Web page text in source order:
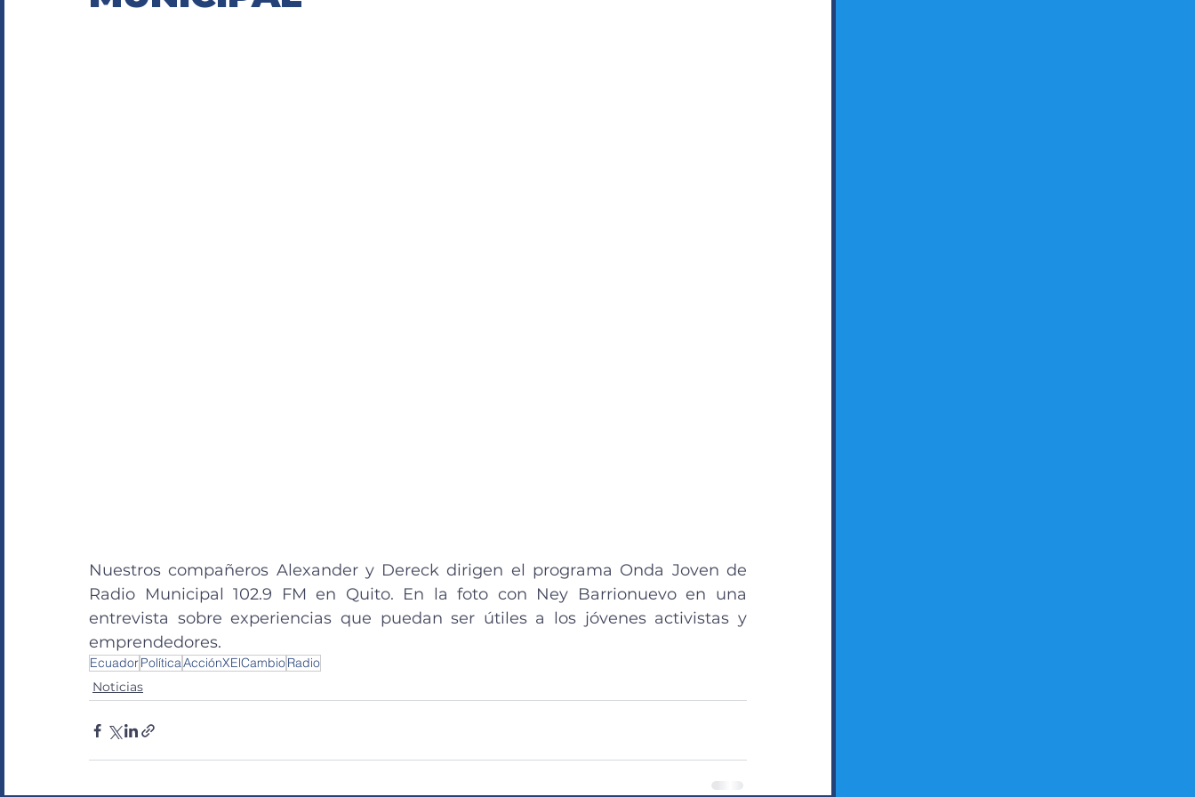
Nuestros compañeros Alexander y Dereck dirigen el programa Onda Joven de
Radio Municipal 102.9 FM en Quito. En la foto con Ney Barrionuevo en una
entrevista sobre experiencias que puedan ser útiles a los jóvenes activistas y
emprendedores.
EcuadorPolíticaAcciónXElCambioRadio
Noticias